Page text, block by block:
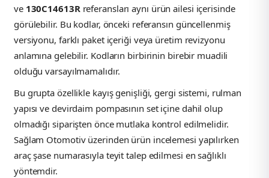
ve 130C14613Rreferansları aynı ürün ailesi içerisinde
görülebilir. Bu kodlar, önceki referansın güncellenmiş
versiyonu, farklı paket içeriği veya üretim revizyonu
anlamına gelebilir. Kodların birbirinin birebir muadili
olduğu varsayılmamalıdır.
Bu grupta özellikle kayış genişliği, gergi sistemi, rulman
yapısı ve devirdaim pompasının set içine dahil olup
olmadığı siparişten önce mutlaka kontrol edilmelidir.
Sağlam Otomotiv üzerinden ürün incelemesi yapılırken
araç şase numarasıyla teyit talep edilmesi en sağlıklı
yöntemdir.